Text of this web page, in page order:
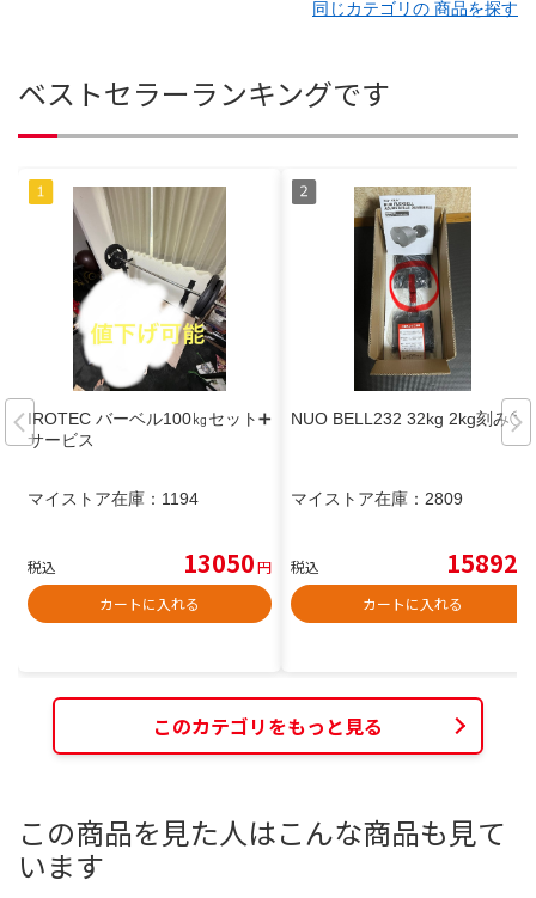
同じカテゴリの 商品を探す
ベストセラーランキングです
IROTEC バーベル100㎏セット➕
サービス
マイストア在庫： 1194
税込 13050円
カートに入れる
NUO BELL232 32kg 2kg刻み①
マイストア在庫： 2809
税込 15892
カートに入れる
このカテゴリをもっと見る
この商品を見た人はこんな商品も見て
います